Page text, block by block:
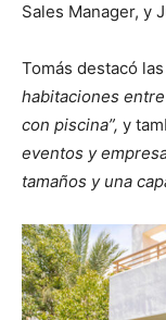
Sales Manager, y
Tomás destacó
habitaciones
con piscina”, y
eventos y
tamaños y una